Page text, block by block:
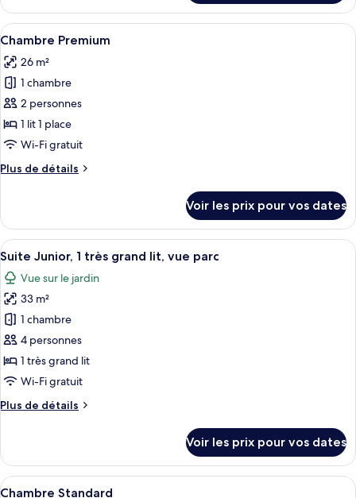
très
grand
lit,
vue
parc
le
type
de
Chambre
Standard,
très
grand
lit,
vue
parc
Afficher
toutes
les
photos
pour
ce
type
chambre :
Une chambre d’hôtel avec un grand
8
Chambre Premium
26 m²
1 chambre
2 personnes
1 lit 1 place
Wi-Fi gratuit
Plus de détails
Plus
le
type
de
Chambre
Premium
Voir les prix pour vos dates
Afficher
toutes
les
photos
pour
ce
type
de
chambre :
Suite
très
grand
Une chambre d’hôtel avec un grand
10
Suite Junior, 1 très grand lit, vue parc
Vue sur le jardin
33 m²
1 chambre
4 personnes
1 très grand lit
Wi-Fi gratuit
Plus de détails
Plus
le
type
de
Voir les prix pour vos dates
Afficher
Une chambre d’hôtel avec un grand
8
Chambre Standard